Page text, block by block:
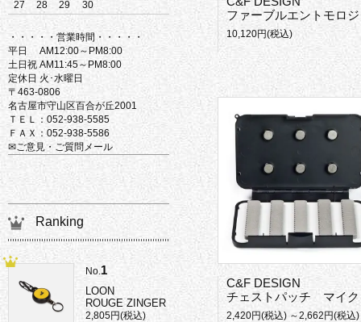
ファーブルエントモロジーキット
10,120円(税込)
C&F DESIGN
チェストパッチ マイクロスリットフォーム
2,420円(税込) ～2,662円(税込)
27
28 29 30
・・・・・営業時間・・・・・
平日 AM12:00～PM8:00
土日祝 AM11:45～PM8:00
定休日 火･水曜日
〒463-0806
名古屋市守山区百合が丘2001
ＴＥＬ：052-938-5585
ＦＡＸ：052-938-5586
✉ご意見・ご質問メール
Ranking
No. 1
LOON
ROUGE ZINGER
2,805円(税込)